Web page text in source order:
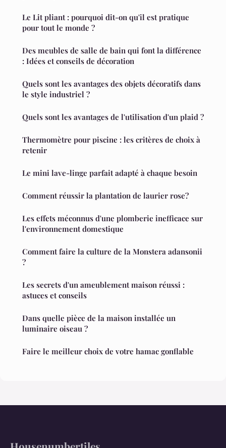
Le Lit pliant : pourquoi dit-on qu'il est pratique
pour tout le monde ?
Des meubles de salle de bain qui font la différence
: Idées et conseils de décoration
Quels sont les avantages des objets décoratifs dans
le style industriel ?
Quels sont les avantages de l'utilisation d'un plaid ?
Thermomètre pour piscine : les critères de choix à
retenir
Le mini lave-linge parfait adapté à chaque besoin
Comment réussir la plantation de laurier rose?
Les effets méconnus d'une plomberie inefficace sur
l'environnement domestique
Comment faire la culture de la Monstera adansonii
?
Les secrets d'un ameublement maison réussi :
astuces et conseils
Dans quelle pièce de la maison installée un
luminaire oiseau ?
Faire le meilleur choix de votre hamac gonflable